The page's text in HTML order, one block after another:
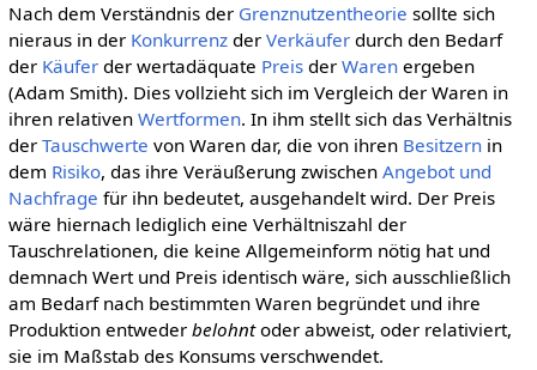
Nach dem Verständnis der Grenznutzentheorie sollte sich
nieraus in der Konkurrenzder Verkäuferdurch den Bedarf
der Käuferder wertadäquate Preisder Warenergeben
(Adam Smith). Dies vollzieht sich im Vergleich der Waren in
ihren relativen Wertformen. In ihm stellt sich das Verhältnis
der Tauschwerte von Waren dar, die von ihren Besitzernin
dem Risiko, das ihre Veräußerung zwischen Angebot und
Nachfrage für ihn bedeutet, ausgehandelt wird. Der Preis
wäre hiernach lediglich eine Verhältniszahl der
Tauschrelationen, die keine Allgemeinform nötig hat und
demnach Wert und Preis identisch wäre, sich ausschließlich
am Bedarf nach bestimmten Waren begründet und ihre
Produktion entweder belohntoder abweist, oder relativiert,
sie im Maßstab des Konsums verschwendet.